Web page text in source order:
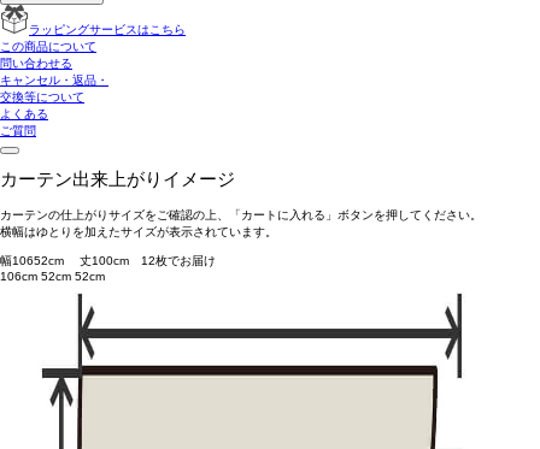
ラッピングサービスはこちら
この商品について
問い合わせる
キャンセル・返品・
交換等について
よくある
ご質問
カーテン出来上がりイメージ
カーテンの仕上がりサイズをご確認の上、「カートに入れる」ボタンを押してください。
横幅はゆとりを加えたサイズが表示されています。
幅10652cm 丈100cm 12枚でお届け
106cm 52cm 52cm